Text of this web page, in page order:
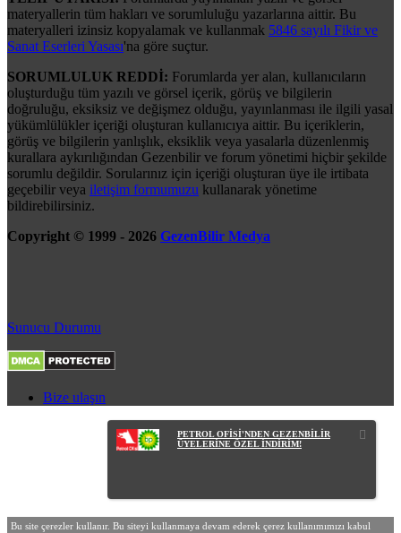
materyallerin tüm hakları ve sorumluluğu yazarlarına aittir. Bu
materyalleri izinsiz kopyalamak ve kullanmak 5846 sayılı Fikir ve
Sanat Eserleri Yasası'na göre suçtur.
SORUMLULUK REDDİ: Forumlarda yer alan, kullanıcıların
oluşturduğu tüm yazılı ve görsel içerik, görüş ve bilgilerin
doğruluğu, eksiksiz ve değişmez olduğu, yayınlanması ile ilgili yasal
yükümlülükler içeriği oluşturan kullanıcıya aittir. Bu içeriklerin,
görüş ve bilgilerin yanlışlık, eksiklik veya yasalarla düzenlenmiş
kurallara aykırılığından Gezenbilir ve forum yönetimi hiçbir şekilde
sorumlu değildir. Sorularınız için içeriği oluşturan üye ile irtibata
geçebilir veya iletişim formumuzu kullanarak yönetime
bildirebilirsiniz.
Copyright © 1999 - 2026 GezenBilir Medya
Sunucu Durumu
Bize ulaşın
PETROL OFİSİ'NDEN GEZENBİLİR
ÜYELERİNE ÖZEL İNDİRİM!
Bu site çerezler kullanır. Bu siteyi kullanmaya devam ederek çerez kullanımımızı kabul